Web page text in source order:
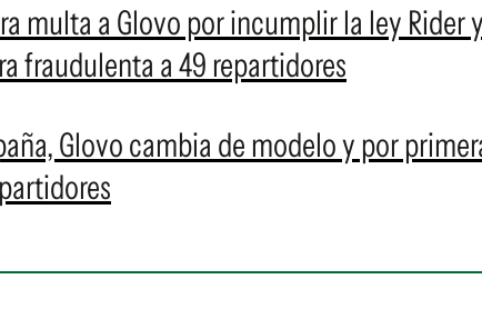
multa a Glovo por incumplir la ley Rider
fraudulenta a 49 repartidores
Glovo cambia de modelo y por